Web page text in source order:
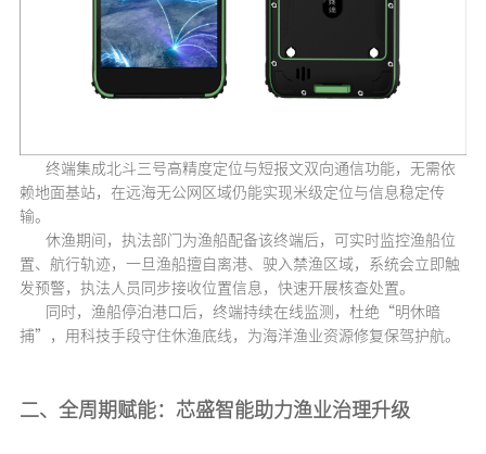
终端集成北斗三号高精度定位与短报文双向通信功能，无需依
赖地面基站，在远海无公网区域仍能实现米级定位与信息稳定传
输。
休渔期间，执法部门为渔船配备该终端后，可实时监控渔船位
置、航行轨迹，一旦渔船擅自离港、驶入禁渔区域，系统会立即触
发预警，执法人员同步接收位置信息，快速开展核查处置。
同时，渔船停泊港口后，终端持续在线监测，杜绝“明休暗
捕”，用科技手段守住休渔底线，为海洋渔业资源修复保驾护航。
二、 全周期赋能：芯盛智能助力渔业治理升级